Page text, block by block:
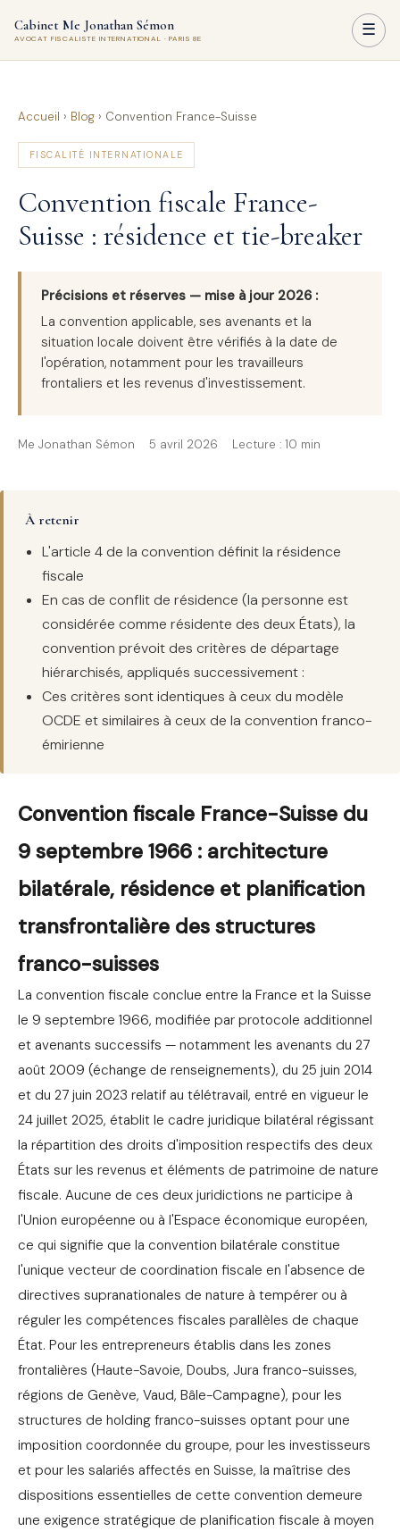
Cabinet Me Jonathan Sémon
AVOCAT FISCALISTE INTERNATIONAL · PARIS 8E ☰
Accueil › Blog › Convention France-Suisse
FISCALITÉ INTERNATIONALE
Convention fiscale France-
Suisse : résidence et tie-breaker
Précisions et réserves — mise à jour 2026 :
La convention applicable, ses avenants et la
situation locale doivent être vérifiés à la date de
l'opération, notamment pour les travailleurs
frontaliers et les revenus d'investissement.
Me Jonathan Sémon 5 avril 2026 Lecture : 10 min
À retenir
L'article 4 de la convention définit la résidence
fiscale
En cas de conflit de résidence (la personne est
considérée comme résidente des deux États), la
convention prévoit des critères de départage
hiérarchisés, appliqués successivement :
Ces critères sont identiques à ceux du modèle
OCDE et similaires à ceux de la convention franco-
émirienne
Convention fiscale France-Suisse du
9 septembre 1966 : architecture
bilatérale, résidence et planification
transfrontalière des structures
franco-suisses
La convention fiscale conclue entre la France et la Suisse
le 9 septembre 1966, modifiée par protocole additionnel
et avenants successifs — notamment les avenants du 27
août 2009 (échange de renseignements), du 25 juin 2014
et du 27 juin 2023 relatif au télétravail, entré en vigueur le
24 juillet 2025, établit le cadre juridique bilatéral régissant
la répartition des droits d'imposition respectifs des deux
États sur les revenus et éléments de patrimoine de nature
fiscale. Aucune de ces deux juridictions ne participe à
l'Union européenne ou à l'Espace économique européen,
ce qui signifie que la convention bilatérale constitue
l'unique vecteur de coordination fiscale en l'absence de
directives supranationales de nature à tempérer ou à
réguler les compétences fiscales parallèles de chaque
État. Pour les entrepreneurs établis dans les zones
frontalières (Haute-Savoie, Doubs, Jura franco-suisses,
régions de Genève, Vaud, Bâle-Campagne), pour les
structures de holding franco-suisses optant pour une
imposition coordonnée du groupe, pour les investisseurs
et pour les salariés affectés en Suisse, la maîtrise des
dispositions essentielles de cette convention demeure
une exigence stratégique de planification fiscale à moyen